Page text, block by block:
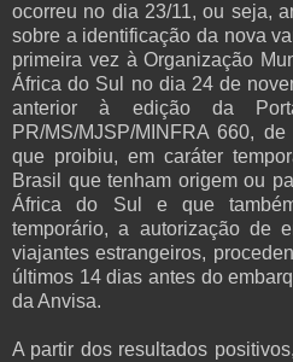
ocorreu no dia 23/11, ou seja,
sobre a identificação da nova
primeira vez à Organização
África do Sul no dia 24 de
anterior à edição da
PR/MS/MJSP/MINFRA 660,
que proibiu, em caráter
Brasil que tenham origem ou
África do Sul e que
temporário, a autorização de
viajantes estrangeiros,
últimos 14 dias antes do
da Anvisa.
A partir dos resultados